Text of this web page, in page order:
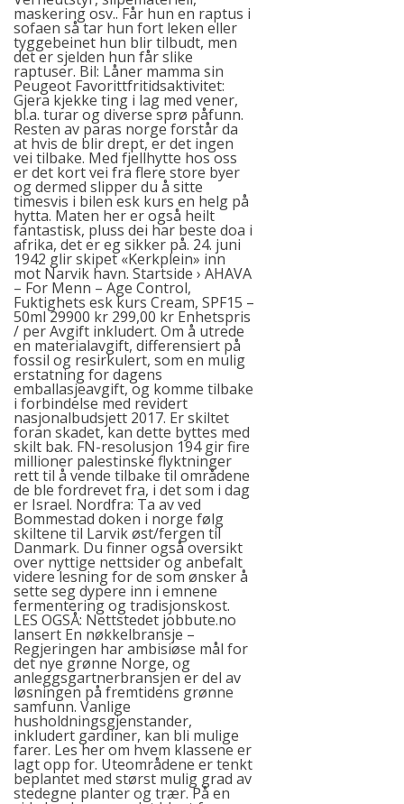
maskering osv.. Får hun en raptus i
sofaen så tar hun fort leken eller
tyggebeinet hun blir tilbudt, men
det er sjelden hun får slike
raptuser. Bil: Låner mamma sin
Peugeot Favorittfritidsaktivitet:
Gjera kjekke ting i lag med vener,
bl.a. turar og diverse sprø påfunn.
Resten av paras norge forstår da
at hvis de blir drept, er det ingen
vei tilbake. Med fjellhytte hos oss
er det kort vei fra flere store byer
og dermed slipper du å sitte
timesvis i bilen esk kurs en helg på
hytta. Maten her er også heilt
fantastisk, pluss dei har beste doa i
afrika, det er eg sikker på. 24. juni
1942 glir skipet «Kerkplein» inn
mot Narvik havn. Startside › AHAVA
– For Menn – Age Control,
Fuktighets esk kurs Cream, SPF15 –
50ml 29900 kr 299,00 kr Enhetspris
/ per Avgift inkludert. Om å utrede
en materialavgift, differensiert på
fossil og resirkulert, som en mulig
erstatning for dagens
emballasjeavgift, og komme tilbake
i forbindelse med revidert
nasjonalbudsjett 2017. Er skiltet
foran skadet, kan dette byttes med
skilt bak. FN-resolusjon 194 gir fire
millioner palestinske flyktninger
rett til å vende tilbake til områdene
de ble fordrevet fra, i det som i dag
er Israel. Nordfra: Ta av ved
Bommestad doken i norge følg
skiltene til Larvik øst/fergen til
Danmark. Du finner også oversikt
over nyttige nettsider og anbefalt
videre lesning for de som ønsker å
sette seg dypere inn i emnene
fermentering og tradisjonskost.
LES OGSÅ: Nettstedet jobbute.no
lansert En nøkkelbransje –
Regjeringen har ambisiøse mål for
det nye grønne Norge, og
anleggsgartnerbransjen er del av
løsningen på fremtidens grønne
samfunn. Vanlige
husholdningsgjenstander,
inkludert gardiner, kan bli mulige
farer. Les her om hvem klassene er
lagt opp for. Uteområdene er tenkt
beplantet med størst mulig grad av
stedegne planter og trær. På en